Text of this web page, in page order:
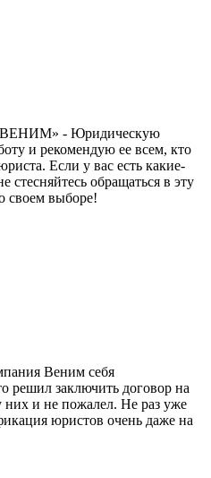
- Юридическую
и рекомендую ее всем, кто
Если у вас есть какие-
обращаться в эту
своем выборе!
Веним себя
решил заключить договор на
них и не пожалел. Не раз уже
юристов очень даже на